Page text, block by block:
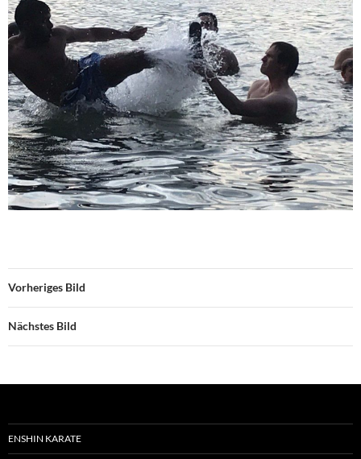
Vorheriges Bild
Nächstes Bild
ENSHIN KARATE